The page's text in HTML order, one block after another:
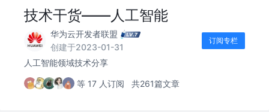
技术干货——人工智能
华为云开发者联盟
创建于2023-01-31
订阅专栏
人工智能领域技术分享
等 17 人订阅 共261篇文章